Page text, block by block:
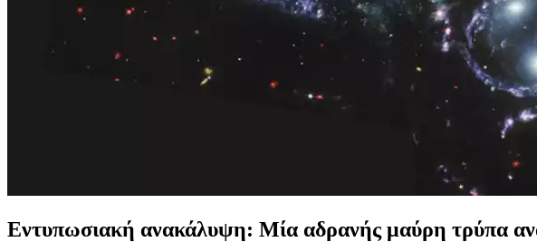
Εντυπωσιακή ανακάλυψη: Μία αδρανής μαύρη τρύπα